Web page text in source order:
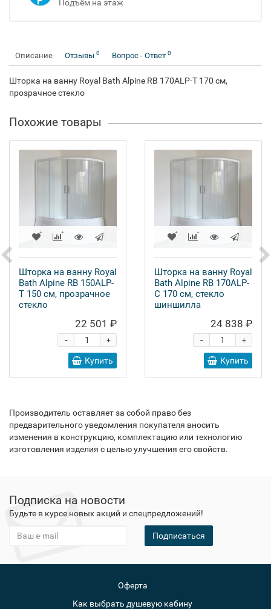
Подъём на этаж
Описание Отзывы 0 Вопрос - Ответ 0
Шторка на ванну Royal Bath Alpine RB 170ALP-T 170 см,
прозрачное стекло
Похожие товары
Шторка на ванну Royal
Bath Alpine RB 150ALP-
T 150 см, прозрачное
стекло
22 501 ₽
+
-
Купить
Шторка на ванну Royal
Bath Alpine RB 170ALP-
С 170 см, стекло
шиншилла
24 838 ₽
+
-
Купить
Производитель оставляет за собой право без
предварительного уведомления покупателя вносить
изменения в конструкцию, комплектацию или технологию
изготовления изделия с целью улучшения его свойств.
Подписка на новости
Будьте в курсе новых акций и спецпредложений!
Подписаться
Оферта
Как выбрать душевую кабину